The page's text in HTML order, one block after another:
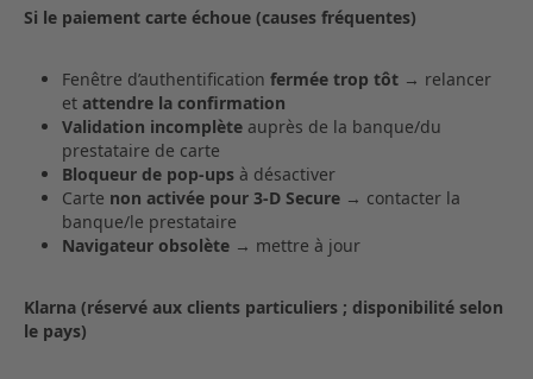
Si le paiement carte échoue (causes fréquentes)
Fenêtre d’authentification fermée trop tôt → relancer
et attendre la confirmation
Validation incomplète auprès de la banque/du
prestataire de carte
Bloqueur de pop‑ups à désactiver
Carte non activée pour 3‑D Secure → contacter la
banque/le prestataire
Navigateur obsolète → mettre à jour
Klarna (réservé aux clients particuliers ; disponibilité selon
le pays)